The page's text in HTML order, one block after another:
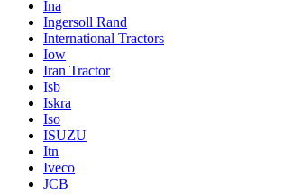
Ina
Ingersoll Rand
International Tractors
Iow
Iran Tractor
Isb
Iskra
Iso
ISUZU
Itn
Iveco
JCB